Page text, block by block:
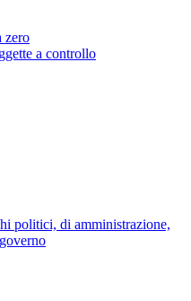
zero
a controllo
politici, di amministrazione,